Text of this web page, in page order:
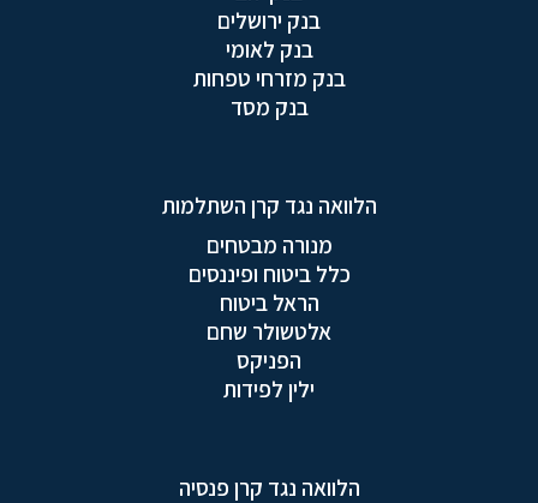
בנק ירושלים
בנק לאומי
בנק מזרחי טפחות
בנק מסד
הלוואה נגד קרן השתלמות
מנורה מבטחים
כלל ביטוח ופיננסים
הראל ביטוח
אלטשולר שחם
הפניקס
ילין לפידות
הלוואה נגד קרן פנסיה